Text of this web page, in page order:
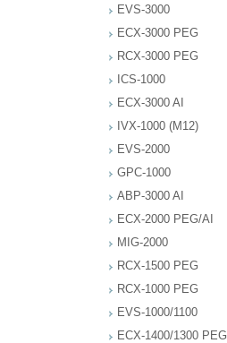
EVS-3000
ECX-3000 PEG
RCX-3000 PEG
ICS-1000
ECX-3000 AI
IVX-1000 (M12)
EVS-2000
GPC-1000
ABP-3000 AI
ECX-2000 PEG/AI
MIG-2000
RCX-1500 PEG
RCX-1000 PEG
EVS-1000/1100
ECX-1400/1300 PEG